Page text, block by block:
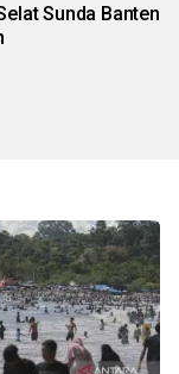
Sunda Banten